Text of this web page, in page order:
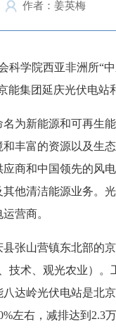
作者：姜英梅
科学院西亚非洲所“
能集团延庆光伏电站
名为新能源和可再生
丰富的资源以及生
商和中国领先的风
他清洁能源业务。
营商。
张山营镇东北部的
技术、观光农业）。
达岭光伏电站是北
左右，减排达到2.3